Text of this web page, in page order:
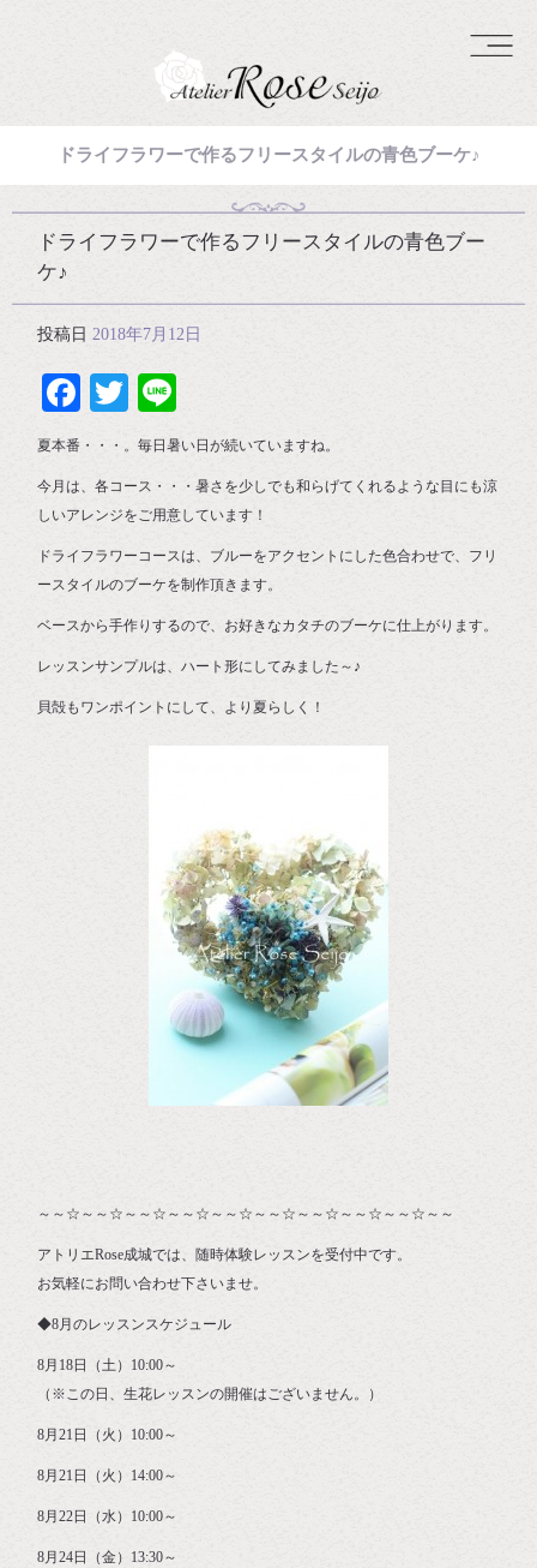
ドライフラワーで作るフリースタイルの青色ブーケ♪
ドライフラワーで作るフリースタイルの青色ブー
ケ♪
投稿日 2018年7月12日
Facebook
Twitter
夏本番・・・。毎日暑い日が続いていますね。
今月は、各コース・・・暑さを少しでも和らげてくれるような目にも涼
しいアレンジをご用意しています！
ドライフラワーコースは、ブルーをアクセントにした色合わせで、フリ
ースタイルのブーケを制作頂きます。
ベースから手作りするので、お好きなカタチのブーケに仕上がります。
レッスンサンプルは、ハート形にしてみました～♪
貝殻もワンポイントにして、より夏らしく！
～～☆～～☆～～☆～～☆～～☆～～☆～～☆～～☆～～☆～～
アトリエRose成城では、随時体験レッスンを受付中です。
お気軽にお問い合わせ下さいませ。
◆8月のレッスンスケジュール
8月18日（土）10:00～
（※この日、生花レッスンの開催はございません。）
8月21日（火）10:00～
8月21日（火）14:00～
8月22日（水）10:00～
8月24日（金）13:30～